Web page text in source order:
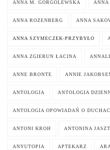
ANNA M. GORGOLEWSKA
ANNA ROZENBERG ANNA
ANNA SZYMECZEK-PRZYBYŁO
ANNA ZGIERUN ŁACINA
ANNE BRONTE ANNIE
ANTOLOGIA ANTOLOGIA
ANTOLOGIA OPOWIADAŃ O
ANTONI KROH ANTONINA
ANYUTOPIA APTEKARZ